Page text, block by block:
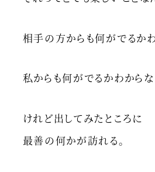
相手の方からも何がでるか
私からも何がでるかわからな
けれど出してみたところに
最善の何かが訪れる。